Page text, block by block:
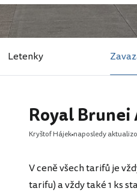
Letenky
Royal
Kryštof Hájek naposledy
V ceně všech tarifů je
tarifu) a vždy také 1 ks